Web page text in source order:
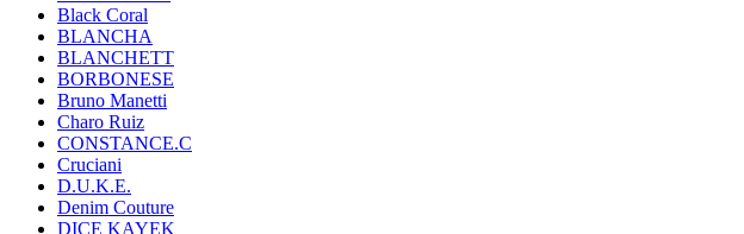
Black Coral
BLANCHA
BLANCHETT
BORBONESE
Bruno Manetti
Charo Ruiz
CONSTANCE.C
Cruciani
D.U.K.E.
Denim Couture
DICE KAYEK